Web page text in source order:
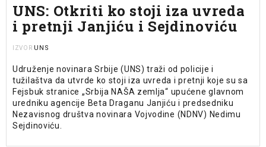
UNS: Otkriti ko stoji iza uvreda
i pretnji Janjiću i Sejdinoviću
IZVOR UNS
Udruženje novinara Srbije (UNS) traži od policije i
tužilaštva da utvrde ko stoji iza uvreda i pretnji koje su sa
Fejsbuk stranice „Srbija NAŠA zemlja“ upućene glavnom
uredniku agencije Beta Draganu Janjiću i predsedniku
Nezavisnog društva novinara Vojvodine (NDNV) Nedimu
Sejdinoviću.